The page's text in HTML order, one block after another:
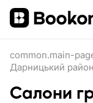
common.main-
Дарницький район
Салони